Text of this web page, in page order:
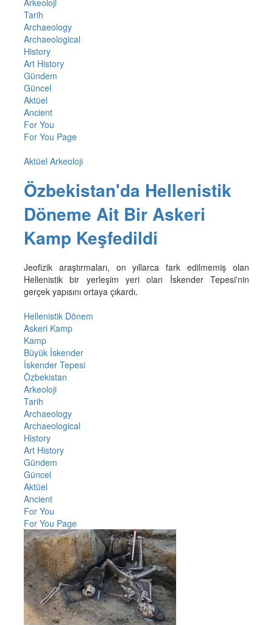
Tarih
Archaeology
Archaeological
History
Art History
Gündem
Güncel
Aktüel
Ancient
For You
For You Page
Aktüel Arkeoloji
Özbekistan'da Hellenistik
Döneme Ait Bir Askeri
Kamp Keşfedildi
Jeofizik araştırmaları, on yıllarca fark edilmemiş olan
Hellenistik bir yerleşim yeri olan İskender Tepesi'nin
gerçek yapısını ortaya çıkardı.
Hellenistik Dönem
Askeri Kamp
Kamp
Büyük İskender
İskender Tepesi
Özbekistan
Arkeoloji
Tarih
Archaeology
Archaeological
History
Art History
Gündem
Güncel
Aktüel
Ancient
For You
For You Page